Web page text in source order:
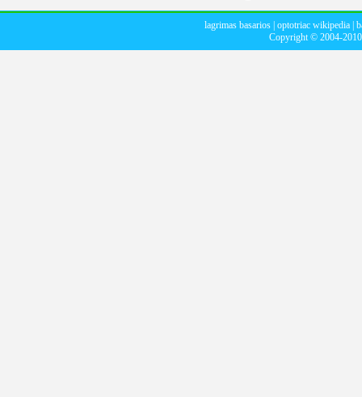
lagrimas basarios| optotriac wikipedia|
Copyright © 2004-